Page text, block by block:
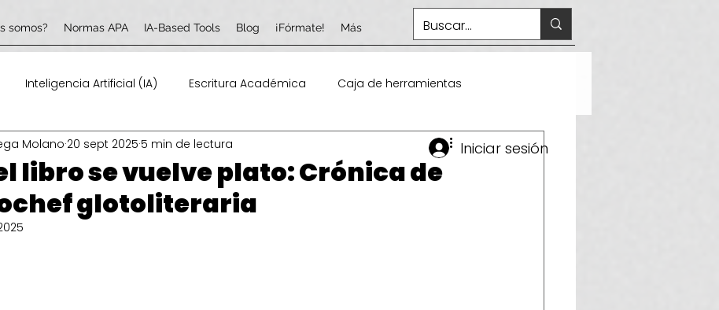
somos? Normas APA IA-Based Tools Blog ¡Fórmate! Más
Inteligencia Artificial (IA) Escritura Académica Caja de herramientas
(TIC) Profesional de la Información
libro se vuelve plato: Crónica de
glotoliteraria
Molano 20 sept 2025 5 min de lectura Iniciar sesión